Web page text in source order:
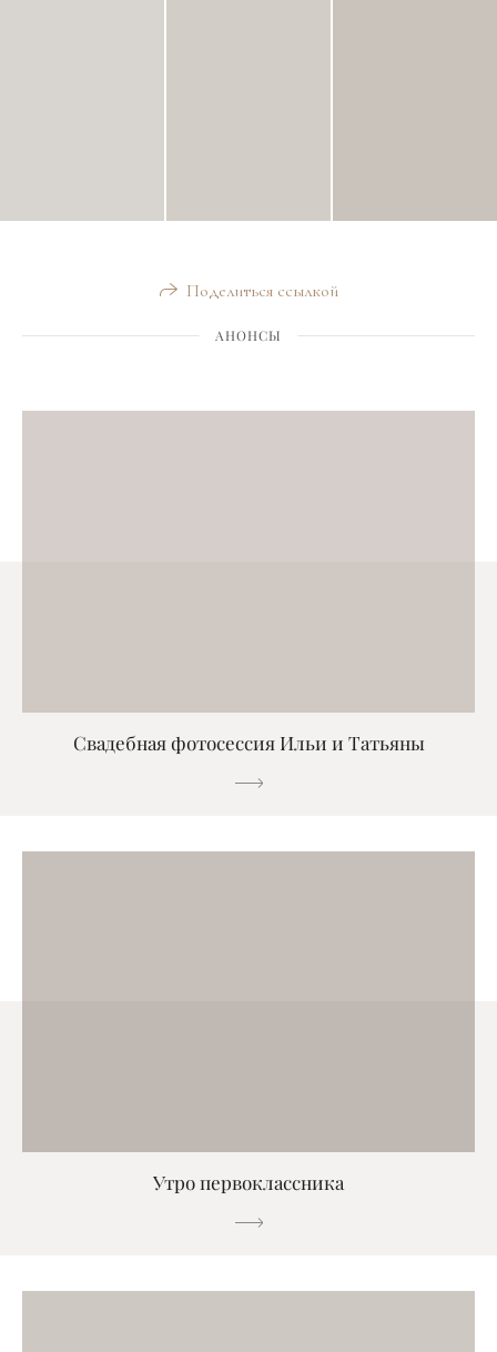
Поделиться ссылкой
АНОНСЫ
Свадебная фотосессия Ильи и Татьяны
Утро первоклассника